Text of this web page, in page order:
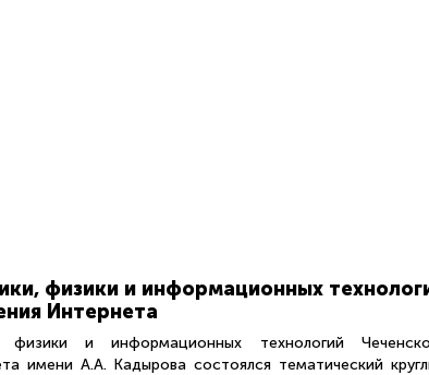
физики и информационных
Интернета
и информационных технологий
имени А.А. Кадырова состоялся тематический